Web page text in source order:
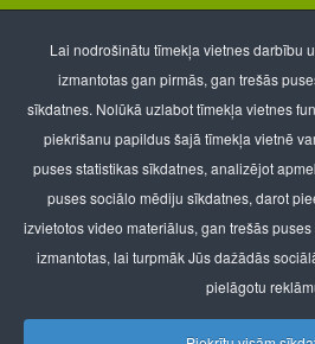
Brāļu Kaudzīšu iela 26
tālr.: 67650518,
Veterinārā klīnika
t/c “Minska”, Nīcgales iela
BT Kapital
E-pasts:
Lai nodrošinātu tīmekļa vietnes darbību
izmantotas gan pirmās, gan trešās
sīkdatnes. Nolūkā uzlabot tīmekļa vietnes
piekrišanu papildus šajā tīmekļa vietnē
puses statistikas sīkdatnes, analizējot
puses sociālo mēdiju sīkdatnes, darot
izvietotos video materiālus, gan trešās
izmantotas, lai turpmāk Jūs dažādās
pielāgotu